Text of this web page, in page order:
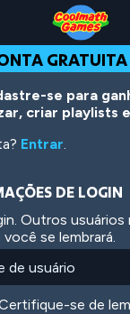
GRATUITA
se para
criar playlists
Entrar.
DE LOGIN
Outros usuários
se lembrará.
se de